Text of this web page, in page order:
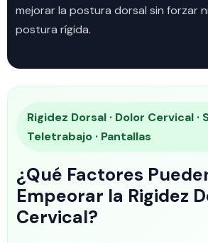
mejorar la postura dorsal sin forzar
postura rígida.
Rigidez Dorsal · Dolor Cervical ·
Teletrabajo · Pantallas
¿Qué Factores
Empeorar la Rigidez
Cervical?